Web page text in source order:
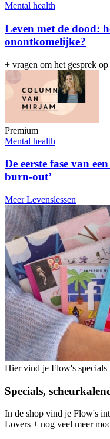
Mental health
Leven met de dood:
onontkomelijke?
+ vragen om het gesprek
Premium
Mental health
De eerste fase van
burn-out’
Meer Levenslessen
Hier vind je Flow's specials
Specials,
In de shop vind je Flow's
Lovers + nog veel meer